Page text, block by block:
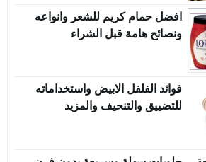
افضل حمام كريم للشعر وانواعه
ونصائح هامة قبل الشراء
فوائد الفلفل الابيض واستخداماته
للتضييق والتنحيف والمزيد